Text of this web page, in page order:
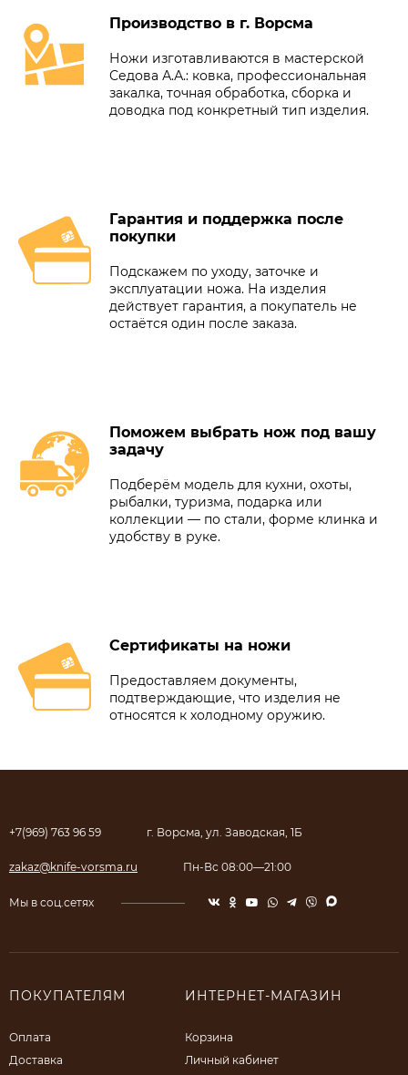
Производство в г. Ворсма
Ножи изготавливаются в мастерской
Седова А.А.: ковка, профессиональная
закалка, точная обработка, сборка и
доводка под конкретный тип изделия.
Гарантия и поддержка после
покупки
Подскажем по уходу, заточке и
эксплуатации ножа. На изделия
действует гарантия, а покупатель не
остаётся один после заказа.
Поможем выбрать нож под вашу
задачу
Подберём модель для кухни, охоты,
рыбалки, туризма, подарка или
коллекции — по стали, форме клинка и
удобству в руке.
Сертификаты на ножи
Предоставляем документы,
подтверждающие, что изделия не
относятся к холодному оружию.
+7(969) 763 96 59 г. Ворсма, ул. Заводская, 1Б
zakaz@knife-vorsma.ru Пн-Вс 08:00—21:00
Мы в соц.сетях
ПОКУПАТЕЛЯМ
Оплата
Доставка
ИНТЕРНЕТ-МАГАЗИН
Корзина
Личный кабинет